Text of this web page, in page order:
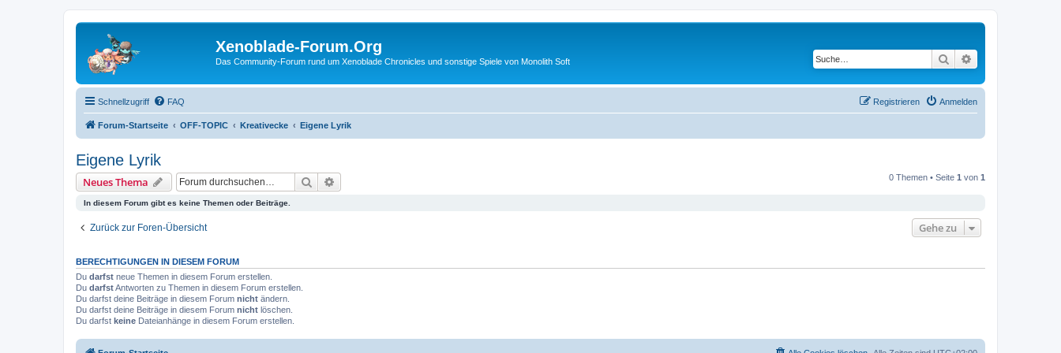
Xenoblade-Forum.Org
Das Community-Forum rund um Xenoblade Chronicles und sonstige Spiele von Monolith Soft Suche
Schnellzugriff FAQ Anmelden
Registrieren
Forum-Startseite OFF-TOPIC Kreativecke Eigene Lyrik
Eigene Lyrik
Neues Thema Suche 0 Themen • Seite 1 von 1
In diesem Forum gibt es keine Themen oder Beiträge.
Zurück zur Foren-Übersicht Gehe zu
BERECHTIGUNGEN IN DIESEM FORUM
Du darfst neue Themen in diesem Forum erstellen.
Du darfstAntworten zu Themen in diesem Forum erstellen.
Du darfst deine Beiträge in diesem Forum nicht ändern.
Du darfst deine Beiträge in diesem Forum nicht löschen.
Du darfst keine Dateianhänge in diesem Forum erstellen.